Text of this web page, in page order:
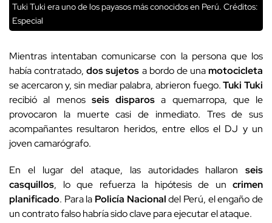
Tuki Tuki era uno de los payasos más conocidos en Perú. Créditos:
Especial
Mientras intentaban comunicarse con la persona que los
había contratado,dos sujetos a bordo de unamotocicleta
se acercaron y, sin mediar palabra, abrieron fuego.Tuki Tuki
recibió al menos seis disparos a quemarropa, que le
provocaron la muerte casi de inmediato. Tres de sus
acompañantes resultaron heridos, entre ellos el DJ y un
joven camarógrafo.
En el lugar del ataque, las autoridades hallaron seis
casquillos, lo que refuerza la hipótesis de un crimen
planificado. Para la Policía Nacionaldel Perú, el engaño de
un contrato falso habría sido clave para ejecutar el ataque.